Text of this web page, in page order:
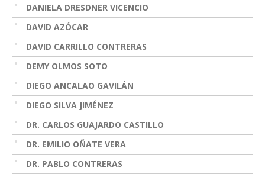
DANIELA DRESDNER VICENCIO
DAVID AZÓCAR
DAVID CARRILLO CONTRERAS
DEMY OLMOS SOTO
DIEGO ANCALAO GAVILÁN
DIEGO SILVA JIMÉNEZ
DR. CARLOS GUAJARDO CASTILLO
DR. EMILIO OÑATE VERA
DR. PABLO CONTRERAS